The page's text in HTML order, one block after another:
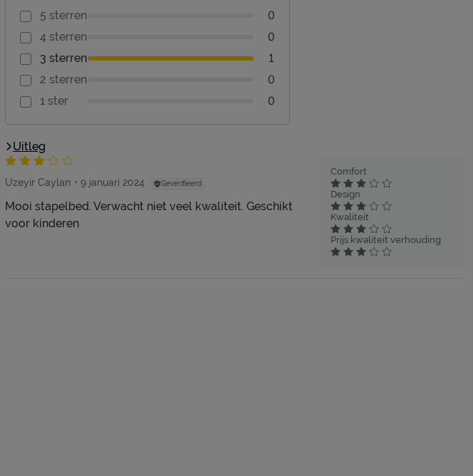
5 sterren 0
4 sterren 0
3 sterren 1
2 sterren 0
1 ster 0
Uitleg
Uzeyir Caylan 9 januari 2024 Geverifieerd
Mooi stapelbed. Verwacht niet veel kwaliteit. Geschikt
voor kinderen
Comfort
Design
Kwaliteit
Prijs kwaliteit verhouding